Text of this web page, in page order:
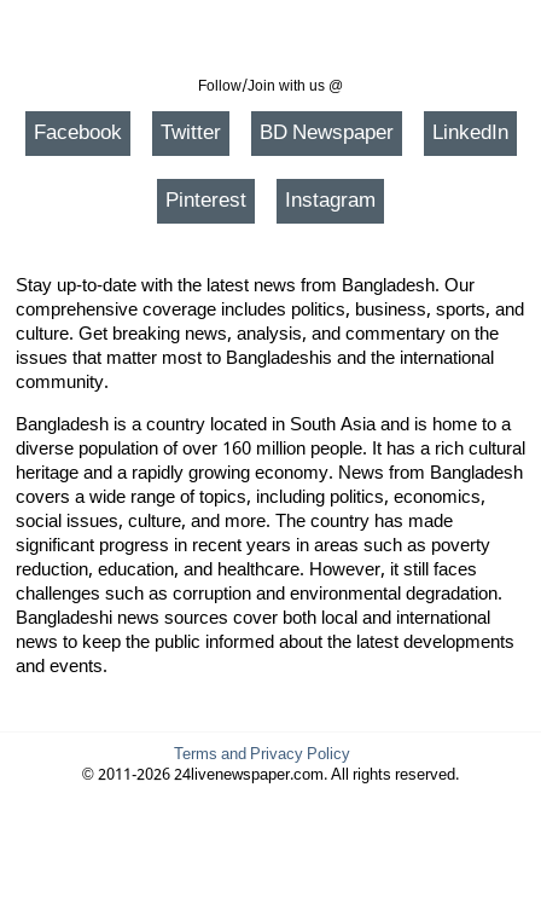
Follow/Join with us @
Facebook Twitter BD Newspaper LinkedIn
Pinterest Instagram
Stay up-to-date with the latest news from Bangladesh. Our
comprehensive coverage includes politics, business, sports, and
culture. Get breaking news, analysis, and commentary on the
issues that matter most to Bangladeshis and the international
community.
Bangladesh is a country located in South Asia and is home to a
diverse population of over 160 million people. It has a rich cultural
heritage and a rapidly growing economy. News from Bangladesh
covers a wide range of topics, including politics, economics,
social issues, culture, and more. The country has made
significant progress in recent years in areas such as poverty
reduction, education, and healthcare. However, it still faces
challenges such as corruption and environmental degradation.
Bangladeshi news sources cover both local and international
news to keep the public informed about the latest developments
and events.
Terms and Privacy Policy
© 2011-2026 24livenewspaper.com. All rights reserved.